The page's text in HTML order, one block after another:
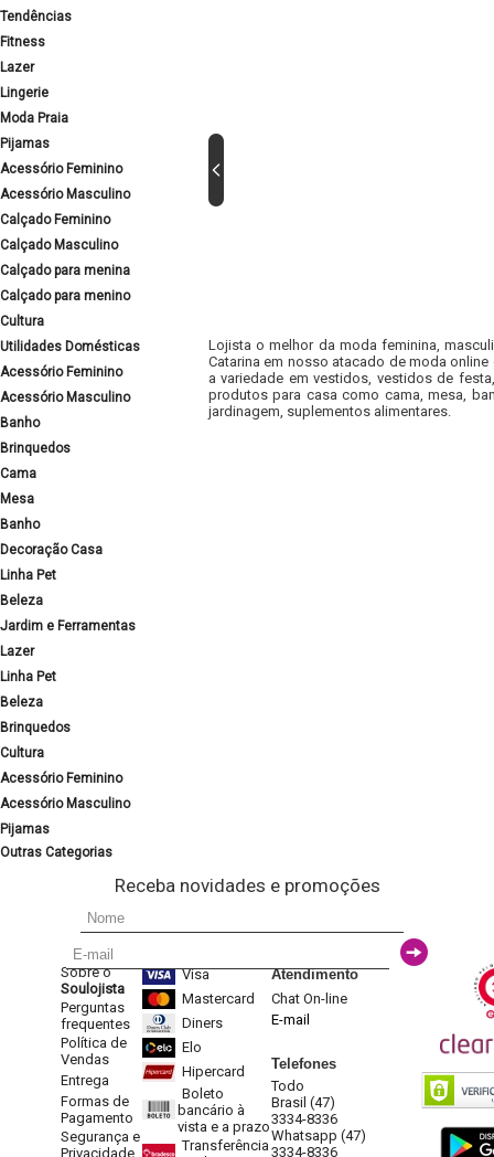
Tendências
Fitness
Lazer
Lingerie
Moda Praia
Pijamas
Acessório Feminino
Acessório Masculino
Calçado Feminino
Calçado Masculino
Calçado para menina
Calçado para menino
Cultura
Utilidades Domésticas
Acessório Feminino
Acessório Masculino
Banho
Brinquedos
Cama
Mesa
Banho
Decoração Casa
Linha Pet
Beleza
Jardim e Ferramentas
Lazer
Linha Pet
Beleza
Brinquedos
Cultura
Acessório Feminino
Acessório Masculino
Pijamas
Outras Categorias
Lojista o melhor da moda feminina,
Catarina em nosso atacado de moda
a variedade em vestidos, vestidos de
produtos para casa como cama, mesa,
jardinagem, suplementos alimentares.
Receba novidades e promoções
Sobre o
Soulojista
Perguntas
frequentes
Política de
Vendas
Entrega
Formas de
Pagamento
Segurança e
Privacidade
Visa
Mastercard
Diners
Elo
Hipercard
Boleto
bancário à
vista e a prazo
Transferência
Atendimento
Chat On-line
E-mail
Telefones
Todo
Brasil (47)
3334-8336
Whatsapp (47)
3334-8336